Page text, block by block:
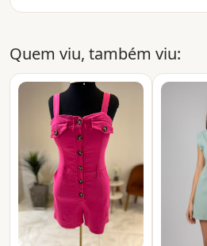
Quem viu, também viu: